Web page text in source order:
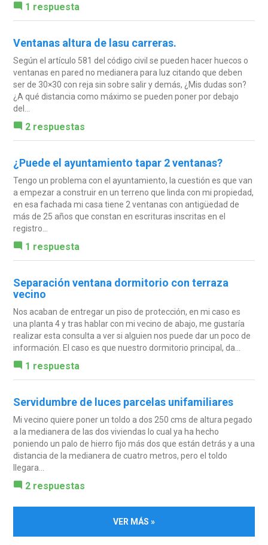
1 respuesta
Ventanas altura de lasu carreras.
Según el artículo 581 del código civil se pueden hacer huecos o
ventanas en pared no medianera para luz citando que deben
ser de 30×30 con reja sin sobre salir y demás, ¿Mis dudas son?
¿A qué distancia como máximo se pueden poner por debajo
del...
2 respuestas
¿Puede el ayuntamiento tapar 2 ventanas?
Tengo un problema con el ayuntamiento, la cuestión es que van
a empezar a construir en un terreno que linda con mi propiedad,
en esa fachada mi casa tiene 2 ventanas con antigüedad de
más de 25 años que constan en escrituras inscritas en el
registro...
1 respuesta
Separación ventana dormitorio con terraza
vecino
Nos acaban de entregar un piso de protección, en mi caso es
una planta 4 y tras hablar con mi vecino de abajo, me gustaría
realizar esta consulta a ver si alguien nos puede dar un poco de
información. El caso es que nuestro dormitorio principal, da...
1 respuesta
Servidumbre de luces parcelas unifamiliares
Mi vecino quiere poner un toldo a dos 250 cms de altura pegado
a la medianera de las dos viviendas lo cual ya ha hecho
poniendo un palo de hierro fijo más dos que están detrás y a una
distancia de la medianera de cuatro metros, pero el toldo
llegara...
2 respuestas
VER MÁS »